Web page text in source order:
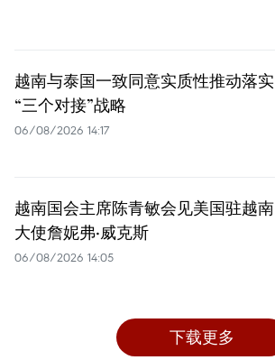
越南与泰国一致同意实质性推动落实
“三个对接”战略
06/08/2026 14:17
越南国会主席陈青敏会见美国驻越南
大使詹妮弗·威克斯
06/08/2026 14:05
下载更多